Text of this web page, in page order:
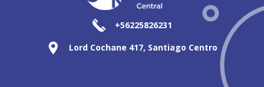
+56225826231
Lord Cochane 417, Santiago Centro